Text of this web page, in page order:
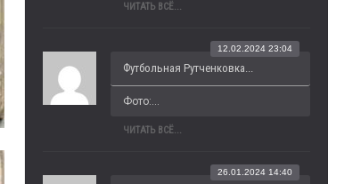
ЧИТАТЬ ВСЁ...
Футбольная Рутченковка...
12.02.2024 23:04
Фото:...
ЧИТАТЬ ВСЁ...
26.01.2024 14:40